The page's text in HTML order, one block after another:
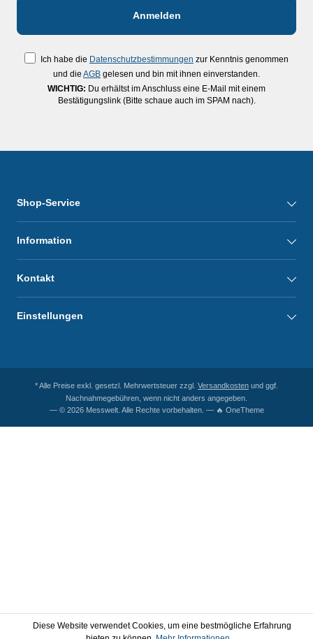
Ich habe die Datenschutzbestimmungen zur Kenntnis genommen
und die AGB gelesen und bin mit ihnen einverstanden.
WICHTIG: Du erhältst im Anschluss eine E-Mail mit einem
Bestätigungslink (Bitte schaue auch im SPAM nach).
Shop-Service
Information
Kontakt
Einstellungen
* Alle Preise exkl. gesetzl. Mehrwertsteuer zzgl. Versandkosten und ggf.
Nachnahmegebühren, wenn nicht anders angegeben.
— © 2026 Messwelt. Alle Rechte vorbehalten. — 🔥 OneTheme
Diese Website verwendet Cookies, um eine bestmögliche Erfahrung